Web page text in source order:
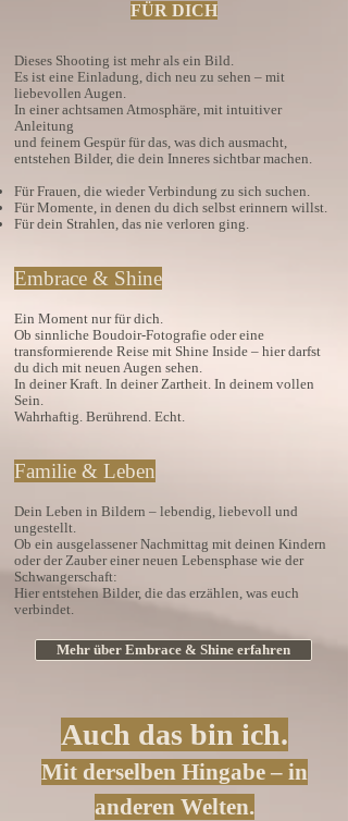
FÜR DICH
Dieses Shooting ist mehr als ein Bild.
Es ist eine Einladung, dich neu zu sehen – mit
liebevollen Augen.
In einer achtsamen Atmosphäre, mit intuitiver
Anleitung
und feinem Gespür für das, was dich ausmacht,
entstehen Bilder, die dein Inneres sichtbar machen.
Für Frauen, die wieder Verbindung zu sich suchen.
Für Momente, in denen du dich selbst erinnern willst.
Für dein Strahlen, das nie verloren ging.
Embrace & Shine
Ein Moment nur für dich.
Ob sinnliche Boudoir-Fotografie oder eine
transformierende Reise mit Shine Inside – hier darfst
du dich mit neuen Augen sehen.
In deiner Kraft. In deiner Zartheit. In deinem vollen
Sein.
Wahrhaftig. Berührend. Echt.
Familie & Leben
Dein Leben in Bildern – lebendig, liebevoll und
ungestellt.
Ob ein ausgelassener Nachmittag mit deinen Kindern
oder der Zauber einer neuen Lebensphase wie der
Schwangerschaft:
Hier entstehen Bilder, die das erzählen, was euch
verbindet.
Mehr über Embrace & Shine erfahren
Auch das bin ich.
Mit derselben Hingabe – in
anderen Welten.